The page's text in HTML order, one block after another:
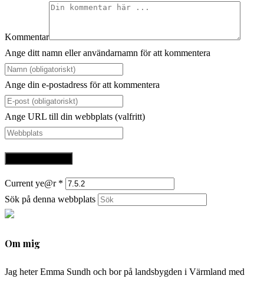
Kommentar
Ange ditt namn eller användarnamn för att kommentera
Ange din e-postadress för att kommentera
Ange URL till din webbplats (valfritt)
Current ye@r *
Sök på denna webbplats
Om mig
Jag heter Emma Sundh och bor på landsbygden i Värmland med